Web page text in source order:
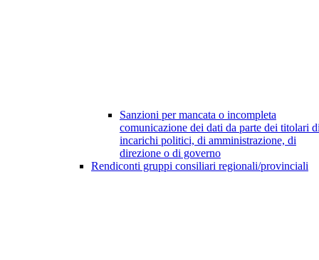
Sanzioni per mancata o incompleta
comunicazione dei dati da parte dei titolari
incarichi politici, di amministrazione, di
direzione o di governo
Rendiconti gruppi consiliari regionali/provinciali